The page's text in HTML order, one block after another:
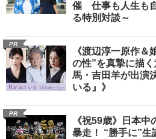
催 仕事も人生も
る特別対談～
PR
《渡辺淳一原作＆
の性”を真摯に描
馬・吉田羊が出演
いる』》
PR
《祝59歳》日本
暴走！ “勝手に”生